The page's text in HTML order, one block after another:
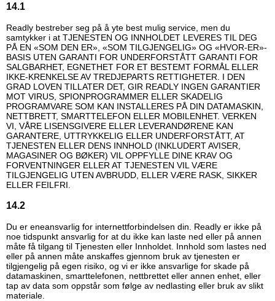
14.1
Readly bestreber seg på å yte best mulig service, men du
samtykker i at TJENESTEN OG INNHOLDET LEVERES TIL DEG
PÅ EN «SOM DEN ER», «SOM TILGJENGELIG» OG «HVOR-ER»-
BASIS UTEN GARANTI FOR UNDERFORSTÅTT GARANTI FOR
SALGBARHET, EGNETHET FOR ET BESTEMT FORMÅL ELLER
IKKE-KRENKELSE AV TREDJEPARTS RETTIGHETER. I DEN
GRAD LOVEN TILLATER DET, GIR READLY INGEN GARANTIER
MOT VIRUS, SPIONPROGRAMMER ELLER SKADELIG
PROGRAMVARE SOM KAN INSTALLERES PÅ DIN DATAMASKIN,
NETTBRETT, SMARTTELEFON ELLER MOBILENHET. VERKEN
VI, VÅRE LISENSGIVERE ELLER LEVERANDØRENE KAN
GARANTERE, UTTRYKKELIG ELLER UNDERFORSTÅTT, AT
TJENESTEN ELLER DENS INNHOLD (INKLUDERT AVISER,
MAGASINER OG BØKER) VIL OPPFYLLE DINE KRAV OG
FORVENTNINGER ELLER AT TJENESTEN VIL VÆRE
TILGJENGELIG UTEN AVBRUDD, ELLER VÆRE RASK, SIKKER
ELLER FEILFRI.
14.2
Du er eneansvarlig for internettforbindelsen din. Readly er ikke på
noe tidspunkt ansvarlig for at du ikke kan laste ned eller på annen
måte få tilgang til Tjenesten eller Innholdet. Innhold som lastes ned
eller på annen måte anskaffes gjennom bruk av tjenesten er
tilgjengelig på egen risiko, og vi er ikke ansvarlige for skade på
datamaskinen, smarttelefonen, nettbrettet eller annen enhet, eller
tap av data som oppstår som følge av nedlasting eller bruk av slikt
materiale.